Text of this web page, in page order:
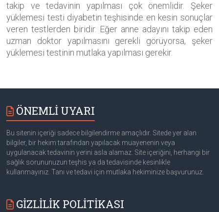
takip ve tedavinin yapılması çok önemlidir. Şeker
yüklemesi testi diyabetin teşhisinde en kesin sonuçlar
veren testlerden biridir. Eğer anne adayını takip eden
uzman doktor yapılmasını gerekli görüyorsa, şeker
yüklemesi testinin mutlaka yapılması gerekir.
ÖNEMLİ UYARI
Bu sitenin içeriği sadece bilgilendirme amaçlıdır. Sitede yer alan
bilgiler, bir hekim tarafından yapılacak muayenenin veya
uygulanacak tedavinin yerini asla alamaz. Site içeriğini, herhangi bir
sağlık sorununuzun teşhis ya da tedavisinde kesinlikle
kullanmayınız. Tanı ve tedavi için mutlaka hekiminize başvurunuz.
GİZLİLİK POLİTİKASI